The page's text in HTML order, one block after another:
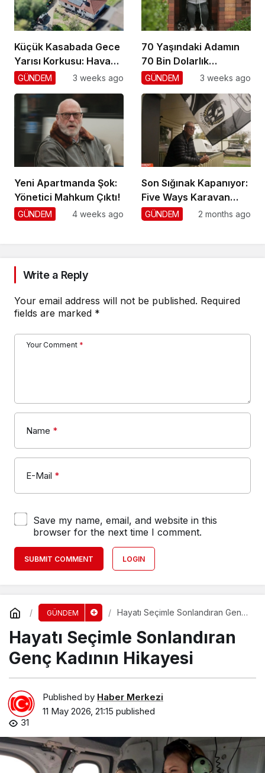
Küçük Kasabada Gece
Yarısı Korkusu: Hava
Gözetimi
GÜNDEM 3 weeks ago
70 Yaşındaki Adamın
70 Bin Dolarlık
Dolandırıcılığı
GÜNDEM 3 weeks ago
Yeni Apartmanda Şok:
Yönetici Mahkum Çıktı!
GÜNDEM 4 weeks ago
Son Sığınak Kapanıyor:
Five Ways Karavan
Park
GÜNDEM 2 months ago
Write a Reply
Your email address will not be published. Required
fields are marked *
Your Comment *
Name *
E-Mail *
Save my name, email, and website in this
browser for the next time I comment.
SUBMIT COMMENT LOGIN
GÜNDEM
Hayatı Seçimle Sonlandıran Genç
Hayatı Seçimle Sonlandıran
Genç Kadının Hikayesi
Published by Haber Merkezi
11 May 2026, 21:15 published
31